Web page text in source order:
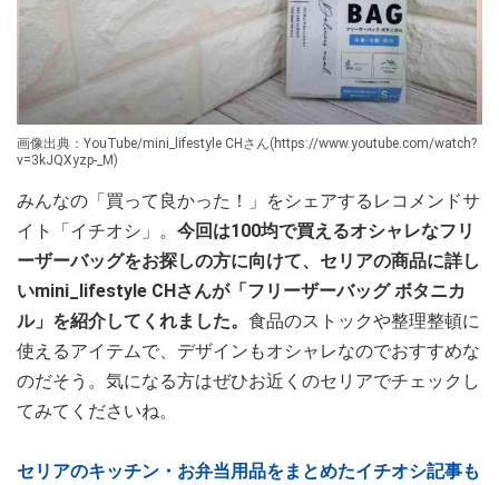
画像出典：YouTube/mini_lifestyle CHさん(https://www.youtube.com/watch?
v=3kJQXyzp-_M)
みんなの「買って良かった！」をシェアするレコメンドサ
イト「イチオシ」。 今回は100均で買えるオシャレなフリ
ーザーバッグをお探しの方に向けて、セリアの商品に詳し
いmini_lifestyle CHさんが「フリーザーバッグ ボタニカ
ル」を紹介してくれました。 食品のストックや整理整頓に
使えるアイテムで、デザインもオシャレなのでおすすめな
のだそう。気になる方はぜひお近くのセリアでチェックし
てみてくださいね。
セリアのキッチン・お弁当用品をまとめたイチオシ記事も